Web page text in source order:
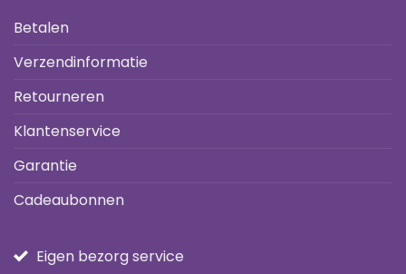
Betalen
Verzendinformatie
Retourneren
Klantenservice
Garantie
Cadeaubonnen
Eigen bezorg service